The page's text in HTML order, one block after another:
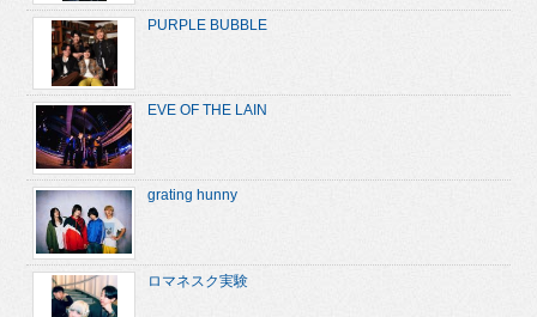
PURPLE BUBBLE
EVE OF THE LAIN
grating hunny
ロマネスク実験